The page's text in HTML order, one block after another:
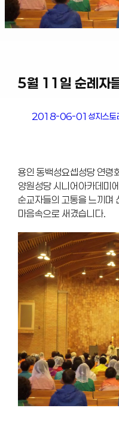
5월 11일 순례자
2018-06-01 성지스토
용인 동백성요셉성당 연령
양원성당 시니어아카데미
순교자들의 고통을 느끼며
마음속으로 새겼습니다.